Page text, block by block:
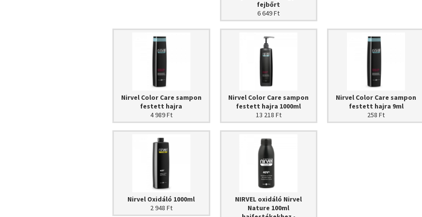
, hajfestési információk.
hajfestési technikákkal kapcsolatos általános, és részletes szakmai tudnivalókat, tanácsokat talál, az
információknál, a -
Hajfestékek használata, hajfestési tanácsok – menüpontnál! Figyelem!- A rendkívüli
paraméterektől függetlenül, a teljes biztonság érdekében a túlérzékenységi bőr próbát használat előtt mindig
végezze el! Az allergia napjainkban bármikor, és bármitől kialakulhat!
Hajfesték használata.
függően.
Elegy elkészítése: Tegyünk egy műanyag tálba 1 adag hajfestéket, és keverjünk hozzá 1,5 adag oxidálószert ( pl.:
Szín a színben vagy sötétebbre festés. Keverési arány 1+1,5
1 árnyalat világosítása.
10 vol ( 3% ) erősségű oxidálót használjon. Hatóidő 30 perc.
Ősz haj fedése 50% ősz hajszál mennyiség felett.
Keverési arány 1+1. Hatóidő 30 -45perc! Oxidáló erőssége 20
Az 50%-tól 100%-ig ősz hajak fedésére, a természetes natúr árnyalatok alkalmasak! 50% ősz haj felett az egyéb
hajszín megfestéséhez 1+1 arányban keverje a megfelelő natúr és egyéb árnyalatokat!
fejbőrt
6 649 Ft
Nirvel Color Care sampon
festett hajra
4 989 Ft
Nirvel Color Care sampon
festett hajra 1000ml
13 218 Ft
Nirvel Color Care sampon
festett hajra 9ml
258 Ft
Nirvel Oxidáló 1000ml
2 948 Ft
NIRVEL oxidáló Nirvel
Nature 100ml